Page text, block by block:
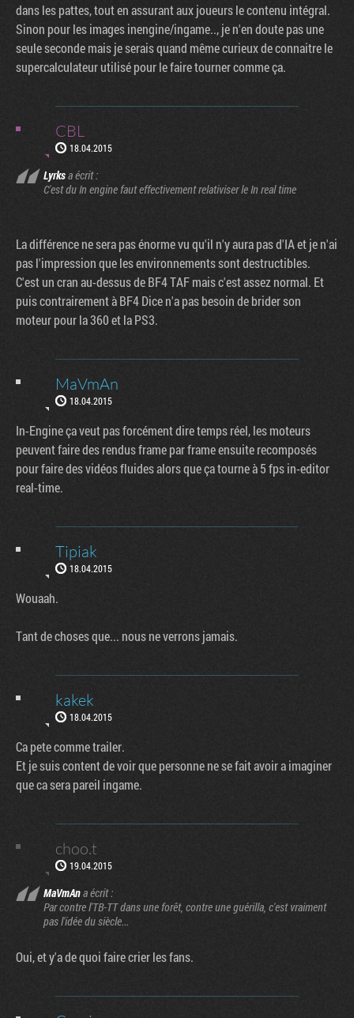
dans les pattes, tout en assurant aux joueurs le contenu intégral.
Sinon pour les images inengine/ingame.., je n'en doute pas une
seule seconde mais je serais quand même curieux de connaitre le
supercalculateur utilisé pour le faire tourner comme ça.
CBL
18.04.2015
Lyrksa écrit :
C'est du In engine faut effectivement relativiser le In real time
La différence ne sera pas énorme vu qu'il n'y aura pas d'IA et je n'ai
pas l'impression que les environnements sont destructibles.
C'est un cran au-dessus de BF4 TAF mais c'est assez normal. Et
puis contrairement à BF4 Dice n'a pas besoin de brider son
moteur pour la 360 et la PS3.
MaVmAn
18.04.2015
In-Engine ça veut pas forcément dire temps réel, les moteurs
peuvent faire des rendus frame par frame ensuite recomposés
pour faire des vidéos fluides alors que ça tourne à 5 fps in-editor
real-time.
Tipiak
18.04.2015
Wouaah.
Tant de choses que... nous ne verrons jamais.
kakek
18.04.2015
Ca pete comme trailer.
Et je suis content de voir que personne ne se fait avoir a imaginer
que ca sera pareil ingame.
choo.t
19.04.2015
MaVmAna écrit :
Par contre l'TB-TT dans une forêt, contre une guérilla, c'est vraiment
pas l'idée du siècle...
Oui, et y'a de quoi faire crier les fans.